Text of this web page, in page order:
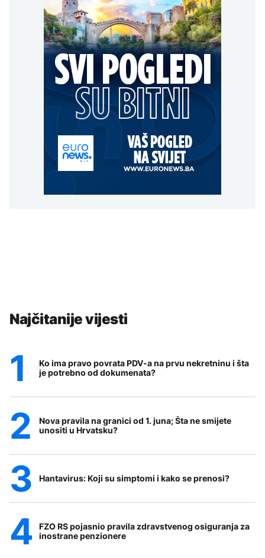
Najčitanije vijesti
Ko ima pravo povrata PDV-a na prvu nekretninu i šta
je potrebno od dokumenata?
Nova pravila na granici od 1. juna; Šta ne smijete
unositi u Hrvatsku?
Hantavirus: Koji su simptomi i kako se prenosi?
FZO RS pojasnio pravila zdravstvenog osiguranja za
inostrane penzionere